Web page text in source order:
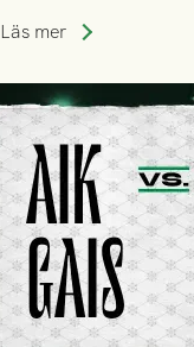
trupp till matchen:
Läs mer